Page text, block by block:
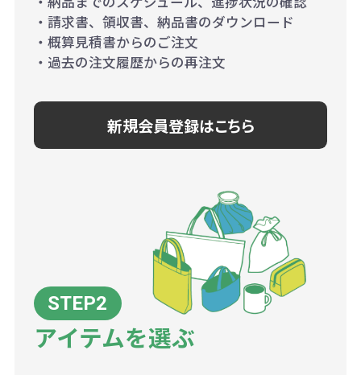
・請求書、領収書、納品書のダウンロード
・概算見積書からのご注文
・過去の注文履歴からの再注文
新規会員登録はこちら
アイテムを選ぶ